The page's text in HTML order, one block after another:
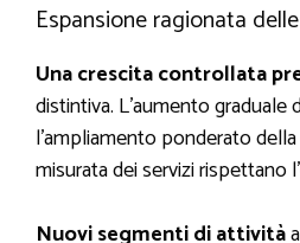
Espansione ragionata
Una crescita controllata
distintiva. L’aumento
l’ampliamento ponderato
misurata dei servizi rispettano
Nuovi segmenti di attività